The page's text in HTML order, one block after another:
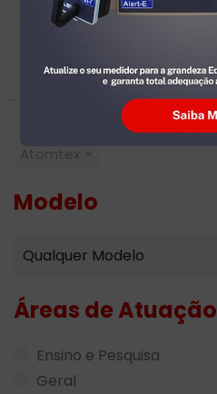
Atomtex
Modelo
Áreas de Atuação
Ensino e Pesquisa
Geral